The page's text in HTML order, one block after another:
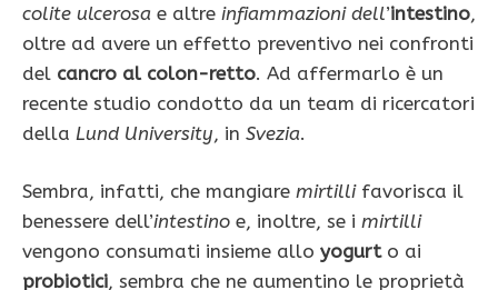
colite ulcerosa e altre infiammazioni dell’intestino,
oltre ad avere un effetto preventivo nei confronti
del cancro al colon-retto. Ad affermarlo è un
recente studio condotto da un team di ricercatori
della Lund University, in Svezia.
Sembra, infatti, che mangiare mirtillifavorisca il
benessere dell’intestino e, inoltre, se i mirtilli
vengono consumati insieme allo yogurto ai
probiotici, sembra che ne aumentino le proprietà